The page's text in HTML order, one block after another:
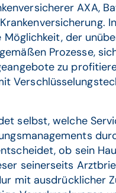
AXA,
der
Prozesse,
zu
selbst, welche
ob sein
seinerseits
mit ausdrücklicher